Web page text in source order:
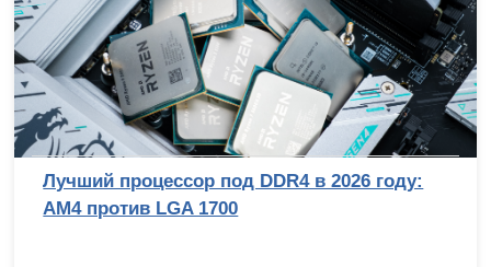
Снято в Голливуде? Почему Стэнли Кубрик
физически не смог бы подделать лунную